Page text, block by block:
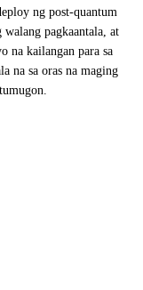
ng post-quantum
pagkaantala, at
na kailangan para sa
na sa oras na maging